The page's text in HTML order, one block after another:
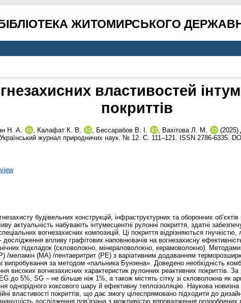
ЖИТОМИРСЬКОГО
властивостей
покриттів
Н. А. , Калафат К. В. , Бессарабов В. І. , Вахітова Л. М. (2025)
Український журнал природничих наук. № 12. С. 111–121. ISSN 2786-6335.
будівельних конструкцій, інфраструктурних та оборонних
актуальність набувають інтумесцентні рулонні покриття, здатні
вогнезахисних композицій. Ці покриття відрізняються
дослідження впливу графітових наповнювачів на вогнезахисну
підкладок (скловолокно, мінераловолокно, керамоволокно).
/меламін (МА) /пентаеритрит (РЕ) з варіативним додаванням
випробування за методом «пальника Бунзена». Доведено необхідність
високих вогнезахисних характеристик рулонних реактивних покриттів.
до 5%, SG – не більше ніж 1%, а також містять сітку зі скловолокна як
однорідного коксового шару й ефективну теплоізоляцію. Наукова
властивості покриттів, що дає змогу цілеспрямовано підходити до
дослідження пов’язана з можливістю впровадження розроблених